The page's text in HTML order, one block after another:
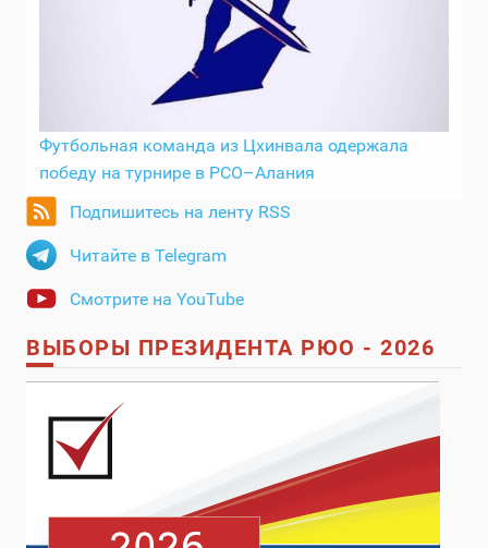
Футбольная команда из Цхинвала одержала
победу на турнире в РСО–Алания
Подпишитесь на ленту RSS
Читайте в Telegram
Смотрите на YouTube
ВЫБОРЫ ПРЕЗИДЕНТА РЮО - 2026